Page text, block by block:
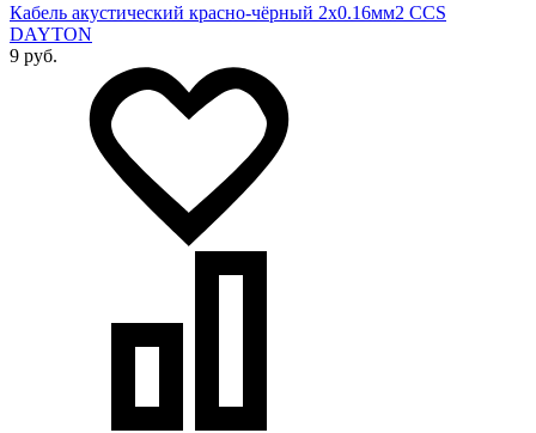
Кабель акустический красно-чёрный 2х0.16мм2 CCS
DAYTON
9 руб.